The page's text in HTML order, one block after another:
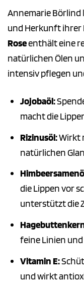
Annemarie
und Herkunft ihrer
Roseenthält eine
natürlichen Ölen
intensiv pflegen
Jojobaöl:
macht die
Rizinusöl:Wirkt
natürlichen
die Lippen vor
unterstützt die
feine Linien
Vitamin E:
und wirkt